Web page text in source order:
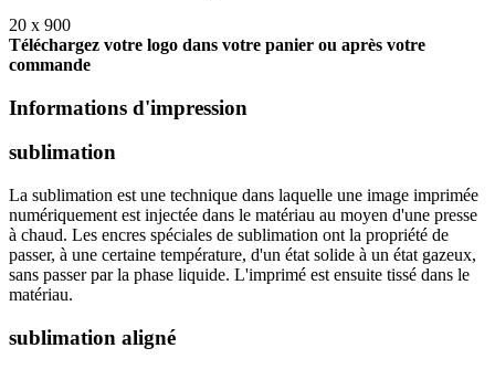
20 x 900
Téléchargez votre logo dans votre panier ou après votre
commande
Informations d'impression
sublimation
La sublimation est une technique dans laquelle une image imprimée
numériquement est injectée dans le matériau au moyen d'une presse
à chaud. Les encres spéciales de sublimation ont la propriété de
passer, à une certaine température, d'un état solide à un état gazeux,
sans passer par la phase liquide. L'imprimé est ensuite tissé dans le
matériau.
sublimation aligné